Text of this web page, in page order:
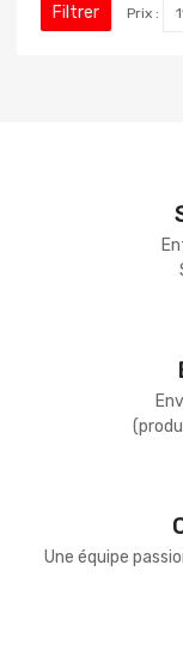
Filtrer Prix :
Une équipe